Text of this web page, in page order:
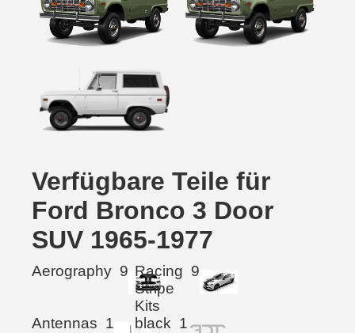
Verfügbare Teile für
Ford Bronco 3 Door
SUV 1965-1977
Aerography 9 Racing
Stripe
Kits
9
Antennas 1 black 1